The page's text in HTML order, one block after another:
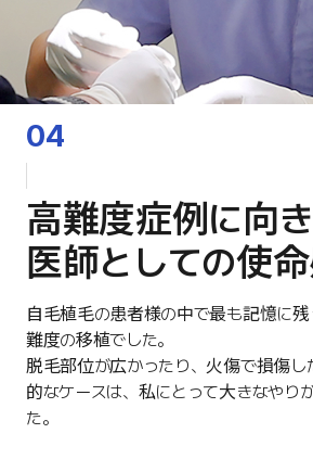
04
高難度症例に向き
医師としての使
自毛植毛の患者様の中で最も記憶に
難度の移植でした。
脱毛部位が広かったり、火傷で損傷し
的なケースは、私にとって大きなやり
た。